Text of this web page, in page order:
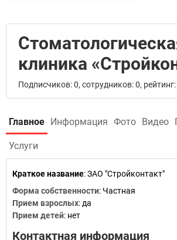
клиника
Подписчиков: 0, сотрудников: 0, рейтинг:
Главное Информация Фото Видео
Услуги
Краткое название:ЗАО "Стройконтакт"
Форма собственности: Частная
Прием взрослых: да
Прием детей: нет
Контактная информация